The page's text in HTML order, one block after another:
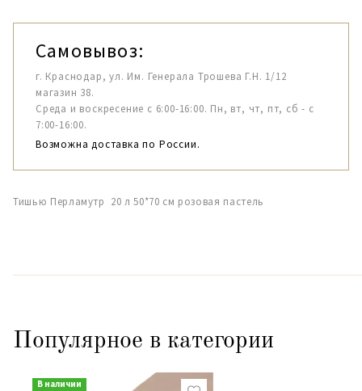
Самовывоз:
г. Краснодар, ул. Им. Генерала Трошева Г.Н. 1/12
магазин 38.
Среда и воскресение с 6:00-16:00. Пн, вт, чт, пт, сб - с
7:00-16:00.
Возможна доставка по России.
Тишью Перламутр 20 л 50*70 см розовая пастель
Популярное в категории
В наличии